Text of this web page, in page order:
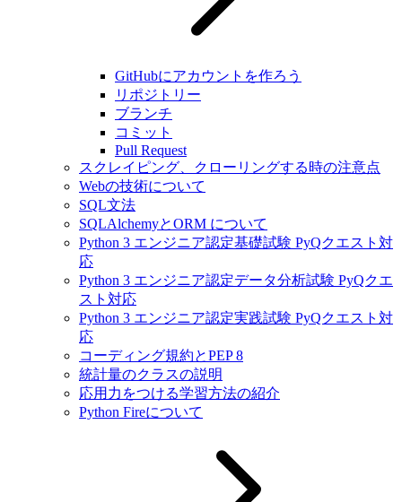
GitHubにアカウントを作ろう
リポジトリー
ブランチ
コミット
Pull Request
スクレイピング、クローリングする時の注意点
Webの技術について
SQL文法
SQLAlchemyとORM について
Python 3 エンジニア認定基礎試験 PyQクエスト対
応
Python 3 エンジニア認定データ分析試験 PyQクエ
スト対応
Python 3 エンジニア認定実践試験 PyQクエスト対
応
コーディング規約とPEP 8
統計量のクラスの説明
応用力をつける学習方法の紹介
Python Fireについて